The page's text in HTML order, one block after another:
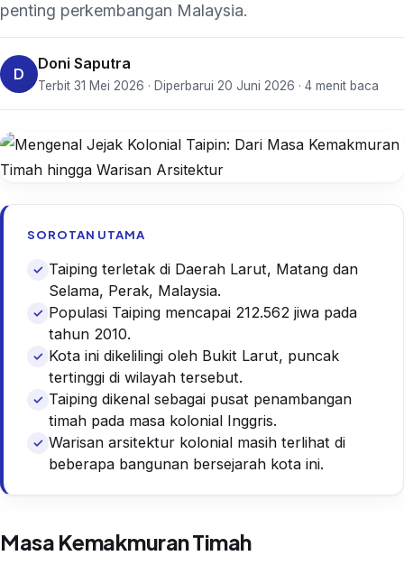
penting perkembangan Malaysia.
D
Doni Saputra
Terbit 31 Mei 2026 · Diperbarui 20 Juni 2026 · 4 menit baca
SOROTAN UTAMA
Taiping terletak di Daerah Larut, Matang dan
Selama, Perak, Malaysia.
Populasi Taiping mencapai 212.562 jiwa pada
tahun 2010.
Kota ini dikelilingi oleh Bukit Larut, puncak
tertinggi di wilayah tersebut.
Taiping dikenal sebagai pusat penambangan
timah pada masa kolonial Inggris.
Warisan arsitektur kolonial masih terlihat di
beberapa bangunan bersejarah kota ini.
Masa Kemakmuran Timah